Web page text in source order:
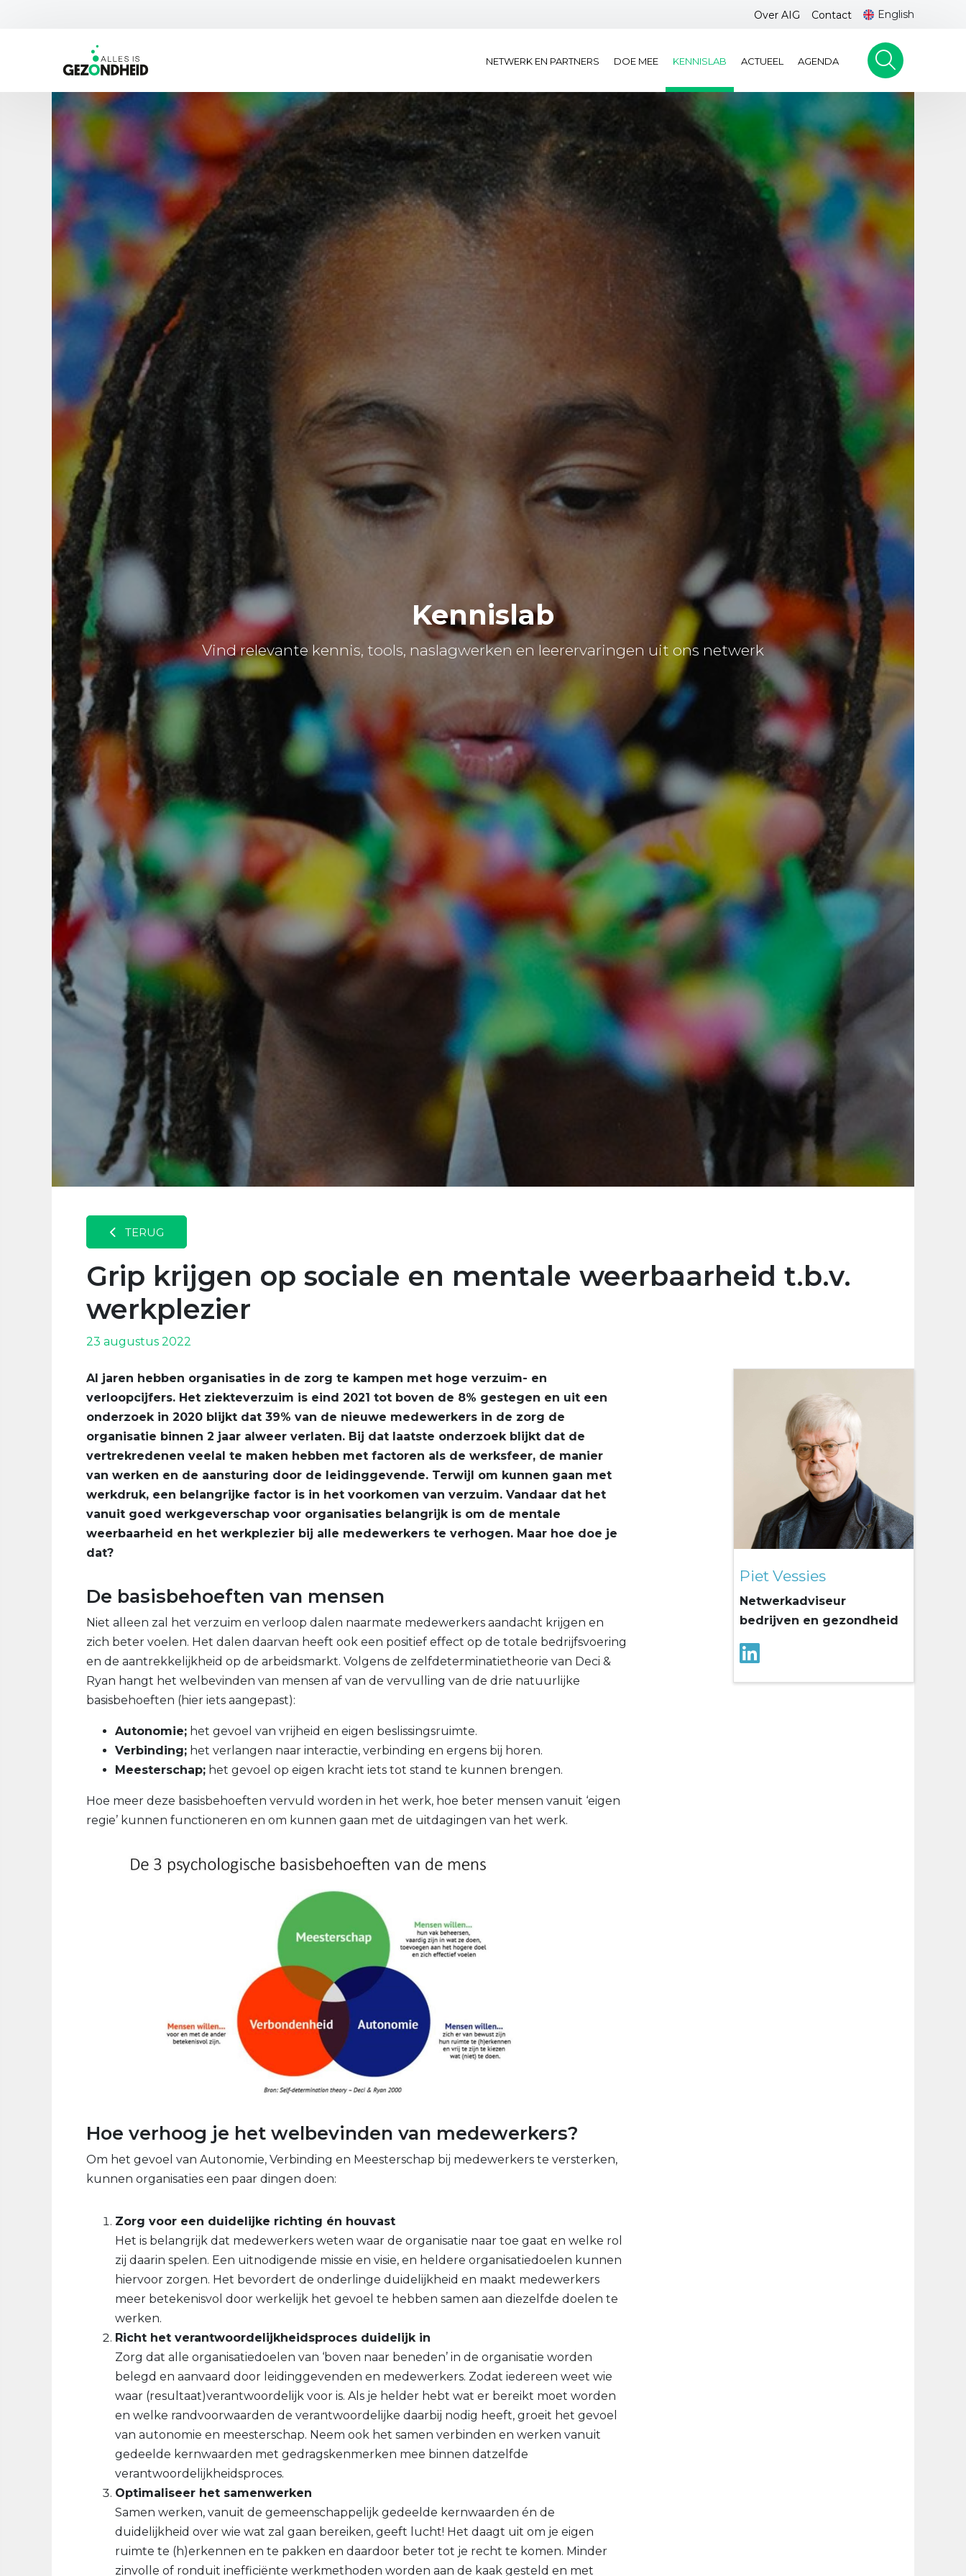
Over AIG Contact English
NETWERK EN PARTNERS DOE MEE KENNISLAB ACTUEEL AGENDA
Kennislab
Vind relevante kennis, tools, naslagwerken en leerervaringen uit ons netwerk
TERUG
Grip krijgen op sociale en mentale weerbaarheid t.b.v.
werkplezier
23 augustus 2022
Al jaren hebben organisaties in de zorg te kampen met hoge verzuim- en
verloopcijfers. Het ziekteverzuim is eind 2021 tot boven de 8% gestegen en uit een
onderzoek in 2020 blijkt dat 39% van de nieuwe medewerkers in de zorg de
organisatie binnen 2 jaar alweer verlaten. Bij dat laatste onderzoek blijkt dat de
vertrekredenen veelal te maken hebben met factoren als de werksfeer, de manier
van werken en de aansturing door de leidinggevende. Terwijl om kunnen gaan met
werkdruk, een belangrijke factor is in het voorkomen van verzuim. Vandaar dat het
vanuit goed werkgeverschap voor organisaties belangrijk is om de mentale
weerbaarheid en het werkplezier bij alle medewerkers te verhogen. Maar hoe doe je
dat?
De basisbehoeften van mensen
Niet alleen zal het verzuim en verloop dalen naarmate medewerkers aandacht krijgen en
zich beter voelen. Het dalen daarvan heeft ook een positief effect op de totale bedrijfsvoering
en de aantrekkelijkheid op de arbeidsmarkt. Volgens de zelfdeterminatietheorie van Deci &
Ryan hangt het welbevinden van mensen af van de vervulling van de drie natuurlijke
basisbehoeften (hier iets aangepast):
Autonomie; het gevoel van vrijheid en eigen beslissingsruimte.
Verbinding; het verlangen naar interactie, verbinding en ergens bij horen.
Meesterschap; het gevoel op eigen kracht iets tot stand te kunnen brengen.
Hoe meer deze basisbehoeften vervuld worden in het werk, hoe beter mensen vanuit ‘eigen
regie’ kunnen functioneren en om kunnen gaan met de uitdagingen van het werk.
Hoe verhoog je het welbevinden van medewerkers?
Om het gevoel van Autonomie, Verbinding en Meesterschap bij medewerkers te versterken,
kunnen organisaties een paar dingen doen:
Zorg voor een duidelijke richting én houvast
Het is belangrijk dat medewerkers weten waar de organisatie naar toe gaat en welke rol
zij daarin spelen. Een uitnodigende missie en visie, en heldere organisatiedoelen kunnen
hiervoor zorgen. Het bevordert de onderlinge duidelijkheid en maakt medewerkers
meer betekenisvol door werkelijk het gevoel te hebben samen aan diezelfde doelen te
werken.
Richt het verantwoordelijkheidsproces duidelijk in
Zorg dat alle organisatiedoelen van ‘boven naar beneden’ in de organisatie worden
belegd en aanvaard door leidinggevenden en medewerkers. Zodat iedereen weet wie
waar (resultaat)verantwoordelijk voor is. Als je helder hebt wat er bereikt moet worden
en welke randvoorwaarden de verantwoordelijke daarbij nodig heeft, groeit het gevoel
van autonomie en meesterschap. Neem ook het samen verbinden en werken vanuit
gedeelde kernwaarden met gedragskenmerken mee binnen datzelfde
verantwoordelijkheidsproces.
Optimaliseer het samenwerken
Samen werken, vanuit de gemeenschappelijk gedeelde kernwaarden én de
duidelijkheid over wie wat zal gaan bereiken, geeft lucht! Het daagt uit om je eigen
ruimte te (h)erkennen en te pakken en daardoor beter tot je recht te komen. Minder
zinvolle of ronduit inefficiënte werkmethoden worden aan de kaak gesteld en met
Piet Vessies
Netwerkadviseur
bedrijven en gezondheid